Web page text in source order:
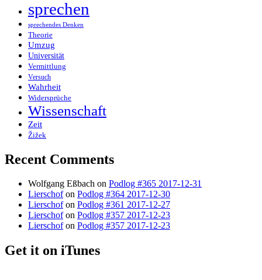
sprechen
sprechendes Denken
Theorie
Umzug
Universität
Vermittlung
Versuch
Wahrheit
Widersprüche
Wissenschaft
Zeit
Žižek
Recent Comments
Wolfgang Eßbach on Podlog #365 2017-12-31
Lierschofon Podlog #364 2017-12-30
Lierschofon Podlog #361 2017-12-27
Lierschofon Podlog #357 2017-12-23
Lierschofon Podlog #357 2017-12-23
Get it on iTunes